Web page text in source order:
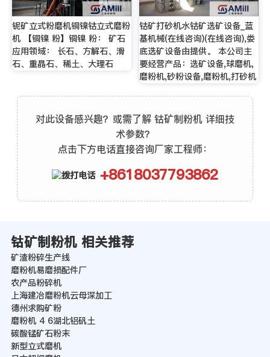
铌矿立式粉磨机铜镍钴立式磨粉
机 【铜镍 粉】铜镍 粉： 矿石
应用领域： 长石、方解石、滑
石、重晶石、稀土、大理石
钴矿打砂机水钴矿选矿设备_蓝
基机械(在线咨询)(在线咨询),娄
底选矿设备由提供。 本公司主
要经营产品：选矿设备,球磨机,
磨粉机,砂粉设备,磨粉机,打砂机
对此设备感兴趣？或需了解 钴矿制粉机 详细技
术参数？
点击下方电话直接咨询厂家工程师：
+8618037793862
钴矿制粉机 相关推荐
矿渣粉碎生产线
磨粉机易磨损配件厂
农产品粉碎机
上海建冶磨粉机云母深加工
德州求购矿粉
磨粉机 4 6湖北铝矾土
碳酸锰矿石粉末
新型立式磨机